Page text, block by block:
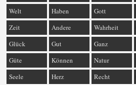
Welt
Haben Gott
Zeit
Andere Wahrheit
Glück
Gut Ganz
Güte
Können Natur
Seele
Herz Recht